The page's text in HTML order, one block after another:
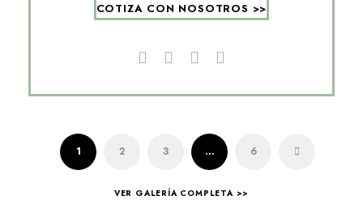
COTIZA CON NOSOTROS >>
1 2 3 … 6
VER GALERÍA COMPLETA >>